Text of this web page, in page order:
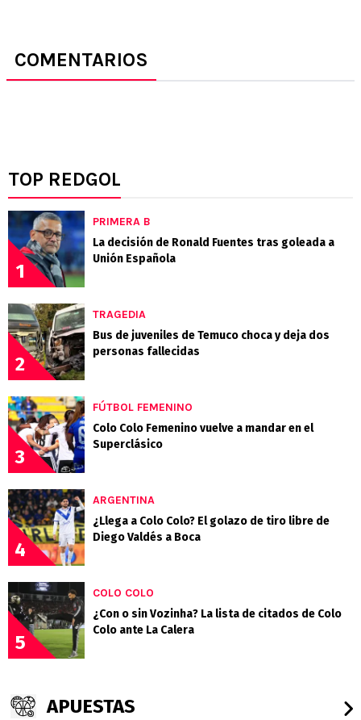
COMENTARIOS
TOP REDGOL
1
PRIMERA B
La decisión de Ronald Fuentes tras goleada a
Unión Española
2
TRAGEDIA
Bus de juveniles de Temuco choca y deja dos
personas fallecidas
3
FÚTBOL FEMENINO
Colo Colo Femenino vuelve a mandar en el
Superclásico
4
ARGENTINA
¿Llega a Colo Colo? El golazo de tiro libre de
Diego Valdés a Boca
5
COLO COLO
¿Con o sin Vozinha? La lista de citados de Colo
Colo ante La Calera
APUESTAS